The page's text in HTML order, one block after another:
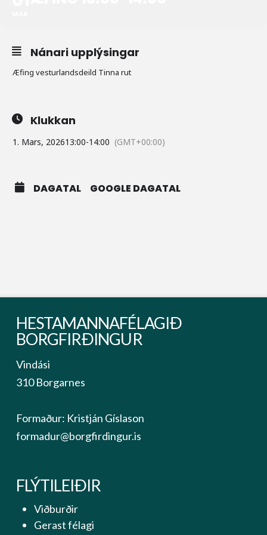
Nánari upplýsingar
Æfing vesturlandsdeild Tinna rut
Klukkan
1. Mars, 202613:00-14:00 (GMT+00:00)
DAGATAL GOOGLE DAGATAL
HESTAMANNAFÉLAGIÐ
BORGFIRÐINGUR
Vindási
310 Borgarnes
Formaður: Kristján Gíslason
formadur@borgfirdingur.is
FLÝTILEIÐIR
Viðburðir
Gerast félagi